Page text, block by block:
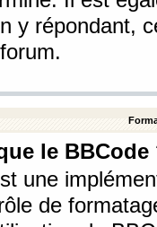
y répondant,
le BBCode
une
de